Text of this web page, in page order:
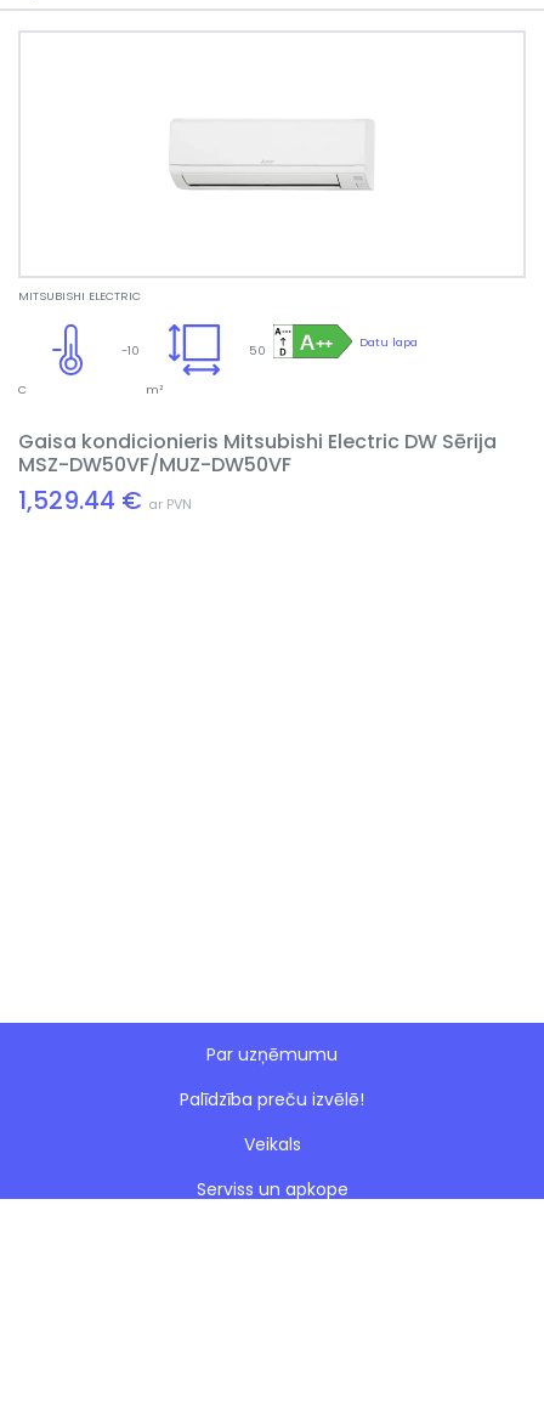
MITSUBISHI ELECTRIC
Datu lapa
50
m²
-10
C
Gaisa kondicionieris Mitsubishi Electric DW Sērija
MSZ-DW50VF/MUZ-DW50VF
1,529.44 € ar PVN
Par uzņēmumu
Palīdzība preču izvēlē!
Veikals
Serviss un apkope